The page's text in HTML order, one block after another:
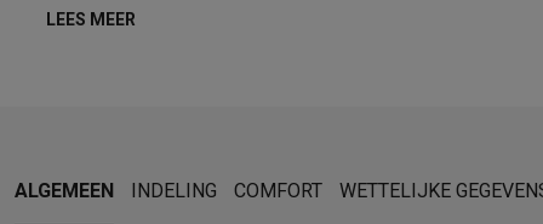
LEES MEER
ALGEMEEN INDELING COMFORT WETTELIJKE